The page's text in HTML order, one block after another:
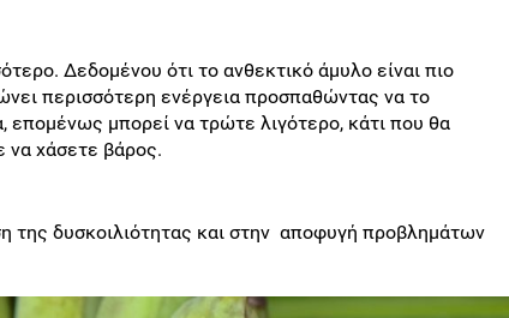
Δεδομένου ότι το ανθεκτικό άμυλο είναι πιο
περισσότερη ενέργεια προσπαθώντας να το
επομένως μπορεί να τρώτε λιγότερο, κάτι που θα
να χάσετε βάρος.
της δυσκοιλιότητας και στην αποφυγή προβλημάτων